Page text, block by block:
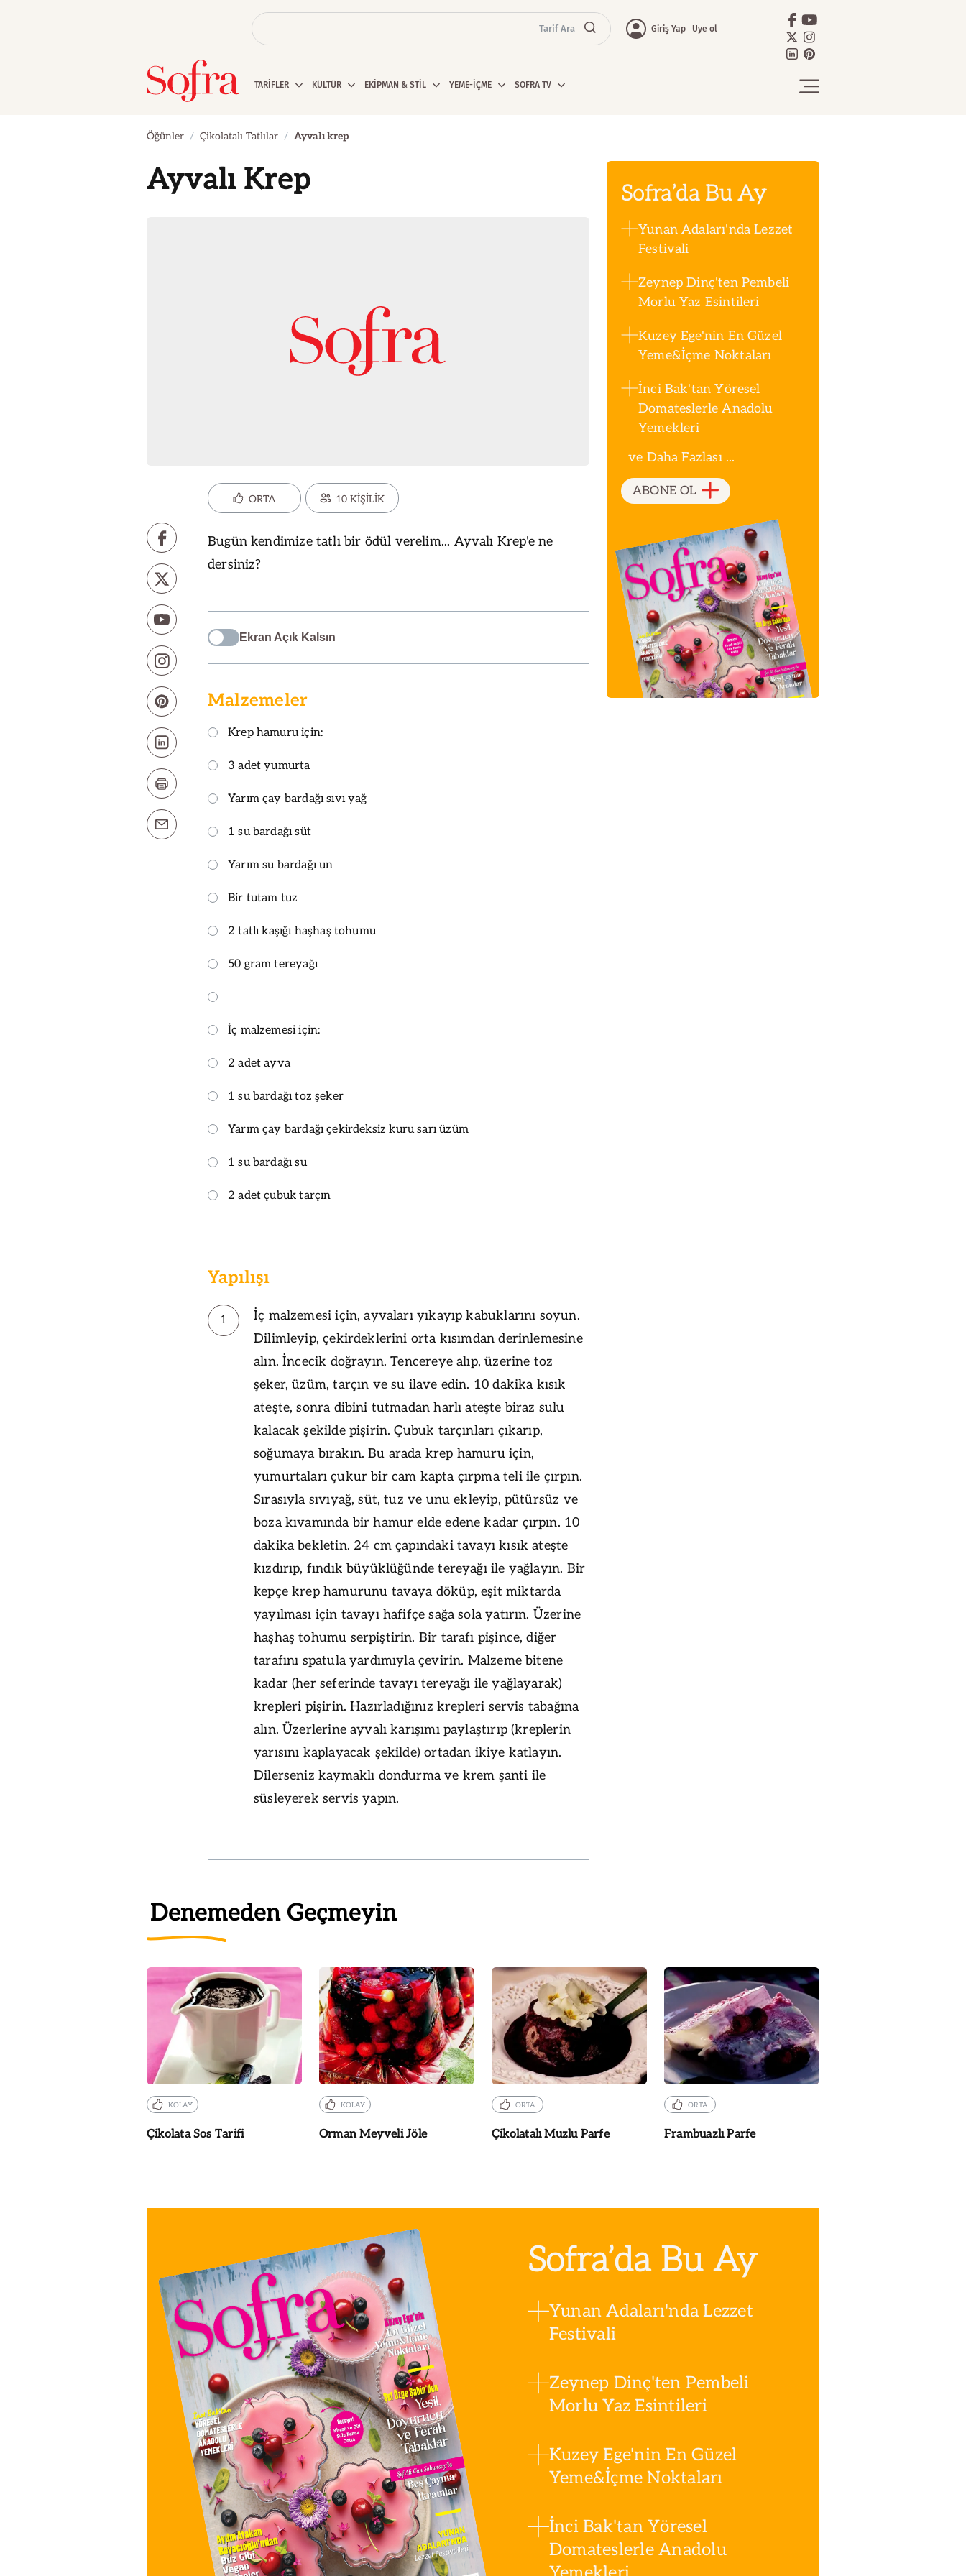
Tarif Ara Giriş Yap Üye ol
TARİFLER KÜLTÜR EKİPMAN & STİL YEME-İÇME SOFRA TV
Öğünler Çikolatalı Tatlılar Ayvalı krep
Ayvalı Krep
ORTA 10 KİŞİLİK
Bugün kendimize tatlı bir ödül verelim... Ayvalı Krep'e ne
dersiniz?
Ekran Açık Kalsın
Malzemeler
Krep hamuru için:
3 adet yumurta
Yarım çay bardağı sıvı yağ
1 su bardağı süt
Yarım su bardağı un
Bir tutam tuz
2 tatlı kaşığı haşhaş tohumu
50 gram tereyağı
İç malzemesi için:
2 adet ayva
1 su bardağı toz şeker
Yarım çay bardağı çekirdeksiz kuru sarı üzüm
1 su bardağı su
2 adet çubuk tarçın
Yapılışı
1
İç malzemesi için, ayvaları yıkayıp kabuklarını soyun.
Dilimleyip, çekirdeklerini orta kısımdan derinlemesine
alın. İncecik doğrayın. Tencereye alıp, üzerine toz
şeker, üzüm, tarçın ve su ilave edin. 10 dakika kısık
ateşte, sonra dibini tutmadan harlı ateşte biraz sulu
kalacak şekilde pişirin. Çubuk tarçınları çıkarıp,
soğumaya bırakın. Bu arada krep hamuru için,
yumurtaları çukur bir cam kapta çırpma teli ile çırpın.
Sırasıyla sıvıyağ, süt, tuz ve unu ekleyip, pütürsüz ve
boza kıvamında bir hamur elde edene kadar çırpın. 10
dakika bekletin. 24 cm çapındaki tavayı kısık ateşte
kızdırıp, fındık büyüklüğünde tereyağı ile yağlayın. Bir
kepçe krep hamurunu tavaya döküp, eşit miktarda
yayılması için tavayı hafifçe sağa sola yatırın. Üzerine
haşhaş tohumu serpiştirin. Bir tarafı pişince, diğer
tarafını spatula yardımıyla çevirin. Malzeme bitene
kadar (her seferinde tavayı tereyağı ile yağlayarak)
krepleri pişirin. Hazırladığınız krepleri servis tabağına
alın. Üzerlerine ayvalı karışımı paylaştırıp (kreplerin
yarısını kaplayacak şekilde) ortadan ikiye katlayın.
Dilerseniz kaymaklı dondurma ve krem şanti ile
süsleyerek servis yapın.
Sofra’da Bu Ay
Yunan Adaları'nda Lezzet
Festivali
Zeynep Dinç'ten Pembeli
Morlu Yaz Esintileri
Kuzey Ege'nin En Güzel
Yeme&İçme Noktaları
İnci Bak'tan Yöresel
Domateslerle Anadolu
Yemekleri
ve Daha Fazlası ...
ABONE OL
Denemeden Geçmeyin
KOLAY
Çikolata Sos Tarifi
KOLAY
Orman Meyveli Jöle
ORTA
Çikolatalı Muzlu Parfe
ORTA
Frambuazlı Parfe
Sofra’da Bu Ay
Yunan Adaları'nda Lezzet
Festivali
Zeynep Dinç'ten Pembeli
Morlu Yaz Esintileri
Kuzey Ege'nin En Güzel
Yeme&İçme Noktaları
İnci Bak'tan Yöresel
Domateslerle Anadolu